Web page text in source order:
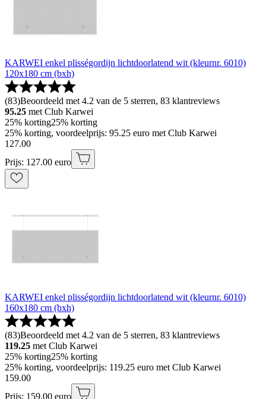
KARWEI enkel plisségordijn lichtdoorlatend wit (kleurnr. 6010)
120x180 cm (bxh)
(83)Beoordeeld met 4.2 van de 5 sterren, 83 klantreviews
95.25 met Club Karwei
25% korting25% korting
25% korting, voordeelprijs: 95.25 euro met Club Karwei
127.00
Prijs: 127.00 euro
KARWEI enkel plisségordijn lichtdoorlatend wit (kleurnr. 6010)
160x180 cm (bxh)
(83)Beoordeeld met 4.2 van de 5 sterren, 83 klantreviews
119.25 met Club Karwei
25% korting25% korting
25% korting, voordeelprijs: 119.25 euro met Club Karwei
159.00
Prijs: 159.00 euro